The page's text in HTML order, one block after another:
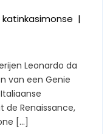
katinkasimonse De
da
uit
|
van een Genie
de Renaissance,
[...]